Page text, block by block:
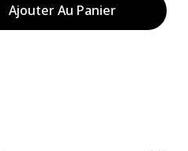
Ajouter Au Panier